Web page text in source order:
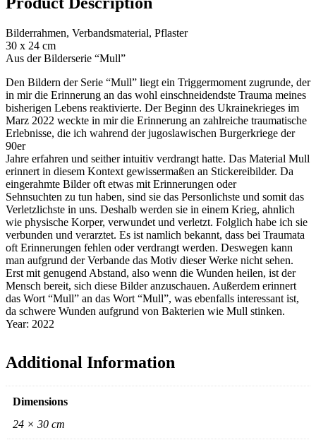
Bilderrahmen, Verbandsmaterial, Pflaster
30 x 24 cm
Aus der Bilderserie “Mull”
Den Bildern der Serie “Mull” liegt ein Triggermoment zugrunde, der
in mir die Erinnerung an das wohl einschneidendste Trauma meines
bisherigen Lebens reaktivierte. Der Beginn des Ukrainekrieges im
Marz 2022 weckte in mir die Erinnerung an zahlreiche traumatische
Erlebnisse, die ich wahrend der jugoslawischen Burgerkriege der
90er
Jahre erfahren und seither intuitiv verdrangt hatte. Das Material Mull
erinnert in diesem Kontext gewissermaßen an Stickereibilder. Da
eingerahmte Bilder oft etwas mit Erinnerungen oder
Sehnsuchten zu tun haben, sind sie das Personlichste und somit das
Verletzlichste in uns. Deshalb werden sie in einem Krieg, ahnlich
wie physische Korper, verwundet und verletzt. Folglich habe ich sie
verbunden und verarztet. Es ist namlich bekannt, dass bei Traumata
oft Erinnerungen fehlen oder verdrangt werden. Deswegen kann
man aufgrund der Verbande das Motiv dieser Werke nicht sehen.
Erst mit genugend Abstand, also wenn die Wunden heilen, ist der
Mensch bereit, sich diese Bilder anzuschauen. Außerdem erinnert
das Wort “Mull” an das Wort “Mull”, was ebenfalls interessant ist,
da schwere Wunden aufgrund von Bakterien wie Mull stinken.
Year: 2022
Additional Information
Dimensions
24 × 30 cm